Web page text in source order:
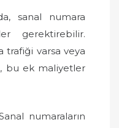
sanal numara
gerektirebilir.
trafiği varsa veya
bu ek maliyetler
numaraların